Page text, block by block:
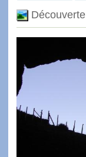
Découverte